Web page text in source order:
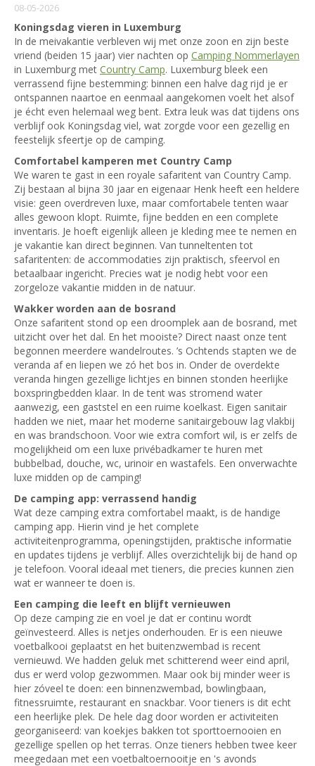
08-05-2026
Koningsdag vieren in Luxemburg
In de meivakantie verbleven wij met onze zoon en zijn beste
vriend (beiden 15 jaar) vier nachten op Camping Nommerlayen
in Luxemburg met Country Camp. Luxemburg bleek een
verrassend fijne bestemming: binnen een halve dag rijd je er
ontspannen naartoe en eenmaal aangekomen voelt het alsof
je écht even helemaal weg bent. Extra leuk was dat tijdens ons
verblijf ook Koningsdag viel, wat zorgde voor een gezellig en
feestelijk sfeertje op de camping.
Comfortabel kamperen met Country Camp
We waren te gast in een royale safaritent van Country Camp.
Zij bestaan al bijna 30 jaar en eigenaar Henk heeft een heldere
visie: geen overdreven luxe, maar comfortabele tenten waar
alles gewoon klopt. Ruimte, fijne bedden en een complete
inventaris. Je hoeft eigenlijk alleen je kleding mee te nemen en
je vakantie kan direct beginnen. Van tunneltenten tot
safaritenten: de accommodaties zijn praktisch, sfeervol en
betaalbaar ingericht. Precies wat je nodig hebt voor een
zorgeloze vakantie midden in de natuur.
Wakker worden aan de bosrand
Onze safaritent stond op een droomplek aan de bosrand, met
uitzicht over het dal. En het mooiste? Direct naast onze tent
begonnen meerdere wandelroutes. ’s Ochtends stapten we de
veranda af en liepen we zó het bos in. Onder de overdekte
veranda hingen gezellige lichtjes en binnen stonden heerlijke
boxspringbedden klaar. In de tent was stromend water
aanwezig, een gaststel en een ruime koelkast. Eigen sanitair
hadden we niet, maar het moderne sanitairgebouw lag vlakbij
en was brandschoon. Voor wie extra comfort wil, is er zelfs de
mogelijkheid om een luxe privébadkamer te huren met
bubbelbad, douche, wc, urinoir en wastafels. Een onverwachte
luxe midden op de camping!
De camping app: verrassend handig
Wat deze camping extra comfortabel maakt, is de handige
camping app. Hierin vind je het complete
activiteitenprogramma, openingstijden, praktische informatie
en updates tijdens je verblijf. Alles overzichtelijk bij de hand op
je telefoon. Vooral ideaal met tieners, die precies kunnen zien
wat er wanneer te doen is.
Een camping die leeft en blijft vernieuwen
Op deze camping zie en voel je dat er continu wordt
geïnvesteerd. Alles is netjes onderhouden. Er is een nieuwe
voetbalkooi geplaatst en het buitenzwembad is recent
vernieuwd. We hadden geluk met schitterend weer eind april,
dus er werd volop gezwommen. Maar ook bij minder weer is
hier zóveel te doen: een binnenzwembad, bowlingbaan,
fitnessruimte, restaurant en snackbar. Voor tieners is dit echt
een heerlijke plek. De hele dag door worden er activiteiten
georganiseerd: van koekjes bakken tot sporttoernooien en
gezellige spellen op het terras. Onze tieners hebben twee keer
meegedaan met een voetbaltoernooitje en 's avonds